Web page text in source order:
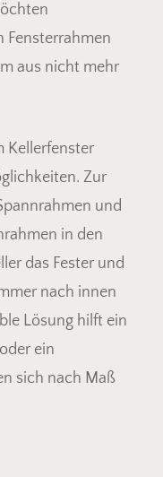
Fensterrahmen
aus nicht mehr
Kellerfenster
Zur
und
in den
das Fester und
nach innen
Lösung hilft ein
ein
sich nach Maß